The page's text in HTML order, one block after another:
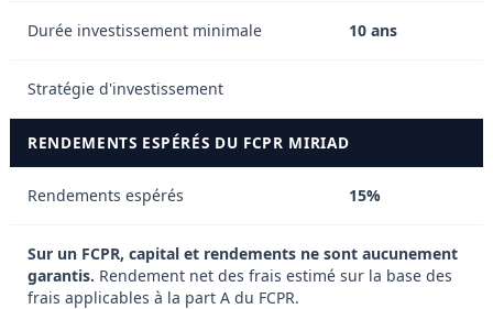
Durée investissement minimale 10 ans
Stratégie d'investissement
RENDEMENTS ESPÉRÉS DU FCPR MIRIAD
Rendements espérés 15%
Sur un FCPR, capital et rendements ne sont aucunement
garantis. Rendement net des frais estimé sur la base des
frais applicables à la part A du FCPR.